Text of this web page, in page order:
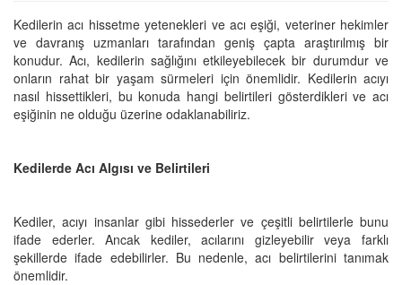
Kedilerin acı hissetme yetenekleri ve acı eşiği, veteriner hekimler
ve davranış uzmanları tarafından geniş çapta araştırılmış bir
konudur. Acı, kedilerin sağlığını etkileyebilecek bir durumdur ve
onların rahat bir yaşam sürmeleri için önemlidir. Kedilerin acıyı
nasıl hissettikleri, bu konuda hangi belirtileri gösterdikleri ve acı
eşiğinin ne olduğu üzerine odaklanabiliriz.
Kedilerde Acı Algısı ve Belirtileri
Kediler, acıyı insanlar gibi hissederler ve çeşitli belirtilerle bunu
ifade ederler. Ancak kediler, acılarını gizleyebilir veya farklı
şekillerde ifade edebilirler. Bu nedenle, acı belirtilerini tanımak
önemlidir.